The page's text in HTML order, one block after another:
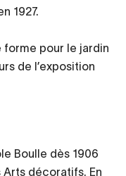
1927.
forme pour le jardin
de l’exposition
Boulle dès 1906
Arts décoratifs. En